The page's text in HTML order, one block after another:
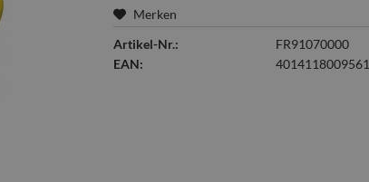
Merken
Artikel-Nr.:
FR91070000
EAN:
4014118009561